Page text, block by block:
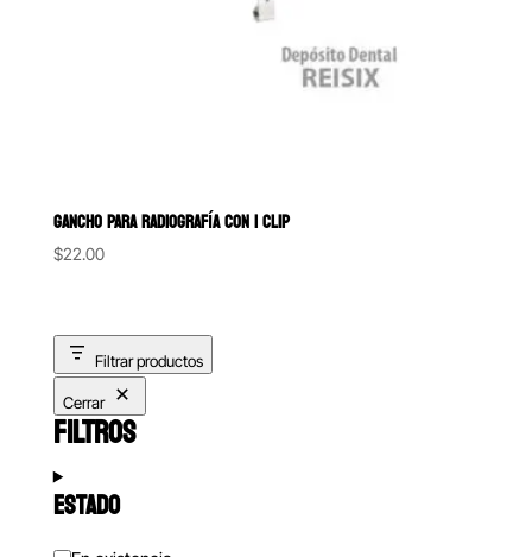
GANCHO PARA RADIOGRAFÍA CON 1 CLIP
$22.00
Filtrar productos
Cerrar
FILTROS
ESTADO